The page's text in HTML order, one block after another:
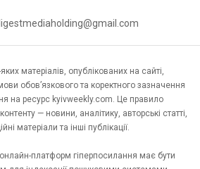
матеріалів, опублікованих на сайті,
обов’язкового та коректного зазначення
на ресурс kyivweekly.com. Це правило
— новини, аналітику, авторські статті,
матеріали та інші публікації.
платформ гіперпосилання має бути